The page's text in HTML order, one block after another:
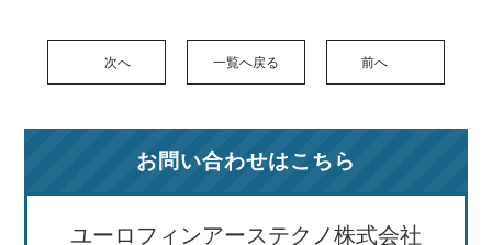
次へ 一覧へ戻る 前へ
お問い合わせはこちら
ユーロフィンアーステクノ株式会社